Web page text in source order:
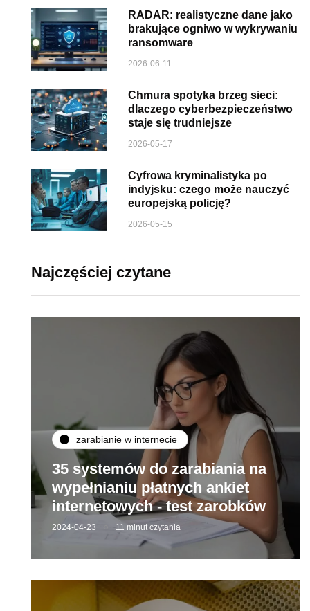
RADAR: realistyczne dane jako
brakujące ogniwo w wykrywaniu
ransomware
2026-06-11
Chmura spotyka brzeg sieci:
dlaczego cyberbezpieczeństwo
staje się trudniejsze
2026-05-17
Cyfrowa kryminalistyka po
indyjsku: czego może nauczyć
europejską policję?
2026-05-15
Najczęściej czytane
zarabianie w internecie
35 systemów do zarabiania na
wypełnianiu płatnych ankiet
internetowych - test zarobków
2024-04-23 11 minut czytania